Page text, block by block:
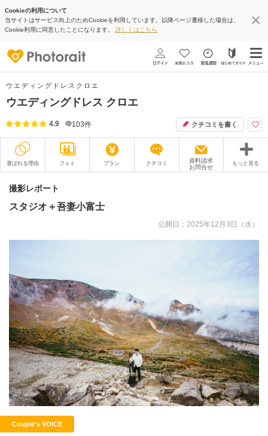
Cookieの利用について
当サイトはサービス向上のためCookieを利用しています。以降ページ遷移した場合は、
Cookie利用に同意したことになります。 詳しくはこちら
ウエディングドレスクロエ
ウエディングドレス クロエ
4.9 103件 クチコミを書く
選ばれる理由 フォト プラン クチコミ
資料請求
お問合せ
もっと見る
撮影レポート
衣装
撮影レポート
スタジオ＋吾妻小富士
公開日：2025年12月3日（水）
Couple's VOICE